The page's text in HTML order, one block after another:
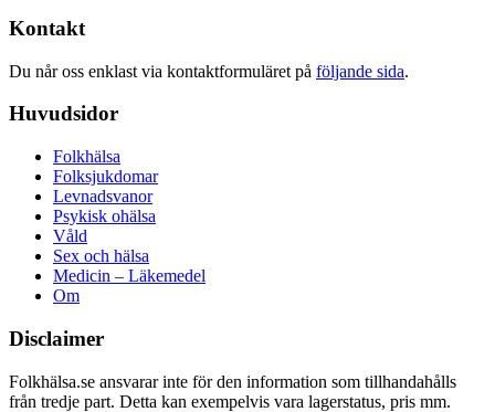
Kontakt
Du når oss enklast via kontaktformuläret på följande sida.
Huvudsidor
Folkhälsa
Folksjukdomar
Levnadsvanor
Psykisk ohälsa
Våld
Sex och hälsa
Medicin – Läkemedel
Om
Disclaimer
Folkhälsa.se ansvarar inte för den information som tillhandahålls
från tredje part. Detta kan exempelvis vara lagerstatus, pris mm.